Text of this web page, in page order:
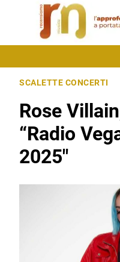
SCALETTE CONCERTI
Rose
“Radio
2025″